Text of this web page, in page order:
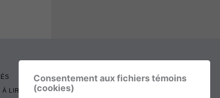
LIRE
Consentement aux fichiers témoins
(cookies)